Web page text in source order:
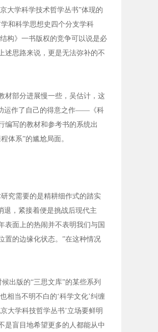
大学科学技术哲学丛书”体现的
和科学思想史四个分支学科
构》一书版权的竞争可以说是必
述思路来说，更是无法弥补的不
部分进展慢一些，吴估计，这
运作了自己的得意之作——《科
编写的教材和参考书的系统出
体系”的尴尬局面。
究需要的是精耕细作式的踏实
退，紧接着便是挑战后现代主
面上的热闹并不表明我们与国
置的边缘化状态。”在这种情况
出版的“三思文库”的某些系列
相当不明不白的‘科学文化’纠缠
大学科技哲学丛书’立场要鲜明
是盲目地希望更多的人都能从中